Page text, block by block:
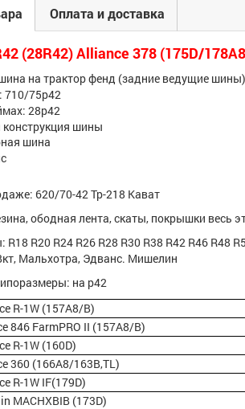
Оплата и доставка
(28R42) Alliance 378 (175D/
на трактор фенд (задние ведущие шины)
710/75р42
28р42
шины
шина
620/70-42 Тр-218 Кават
ободная лента, скаты, покрышки весь
R20 R24 R26 R28 R30 R38 R42 R46
Мальхотра, Эдванс. Мишелин
на р42
R-1W (157A8/B)
846 FarmPRO II (157А8/B)
R-1W (160D)
360 (166A8/163B,TL)
R-1W IF(179D)
MACHXBIB (173D)